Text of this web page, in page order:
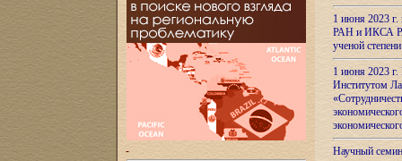
1 июня 2023
РАН и ИКСА
ученой
1 июня 2023
Институтом
Научный